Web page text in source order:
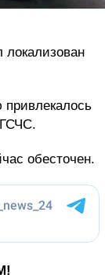
обесточен.